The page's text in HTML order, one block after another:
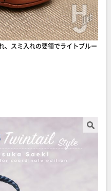
スミ入れの要領でライトブルー